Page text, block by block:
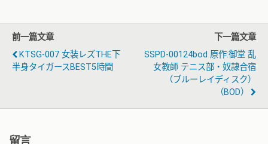
前一篇文章
KTSG-007 女装レズTHE下
半身タイガースBEST5時間
下一篇文章
SSPD-00124bod 原作:御堂 乱
女教師 テニス部・奴隷合宿
（ブルーレイディスク）
（BOD）
留言